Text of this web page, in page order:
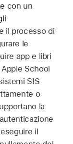
con un
il processo di
le
app e libri
School
SIS
o
la
il